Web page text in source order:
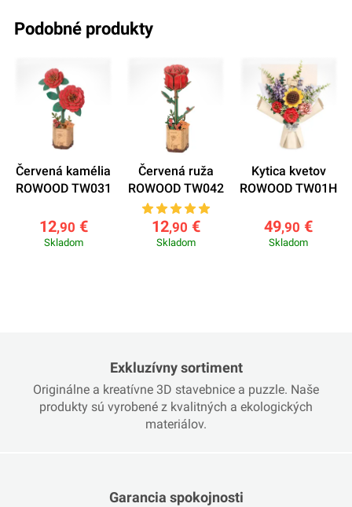
podobné produkty
Červená kamélia
ROWOOD TW031
12,90 €
Skladom
Červená ruža
ROWOOD TW042
12,90 €
Skladom
Kytica kvetov
ROWOOD TW01H
49,90 €
Skladom
Exkluzívny sortiment
Originálne a kreatívne 3D stavebnice a puzzle. Naše
produkty sú vyrobené z kvalitných a ekologických
materiálov.
Garancia spokojnosti